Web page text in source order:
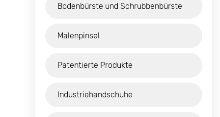
Bodenbürste und Schrubbenbürste
Malenpinsel
Patentierte Produkte
Industriehandschuhe